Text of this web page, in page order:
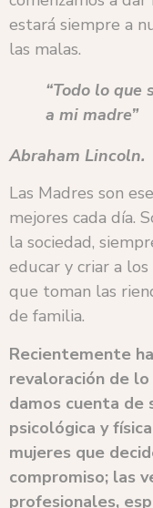
estará siempre a
las malas.
“Todo lo que
a mi madre”
Abraham Lincoln.
Las Madres son
mejores cada día.
la sociedad,
educar y criar a
que toman las
de familia.
Recientemente
revaloración de
damos cuenta de
psicológica y
mujeres que
compromiso; las
profesionales,